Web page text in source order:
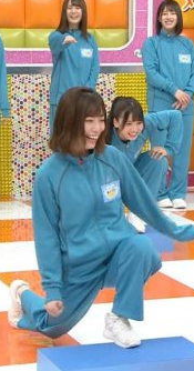
れないだろ？
ういう偶然の方が官